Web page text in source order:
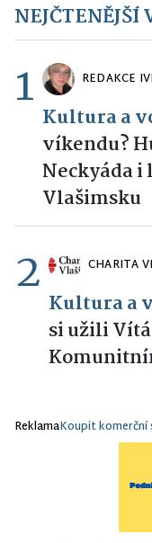
1 REDAKCE
Kultura a
víkendu?
Neckyáda
Vlašimsku
2 CHARITA
Kultura a
si užili
ReklamaKoupit komerční